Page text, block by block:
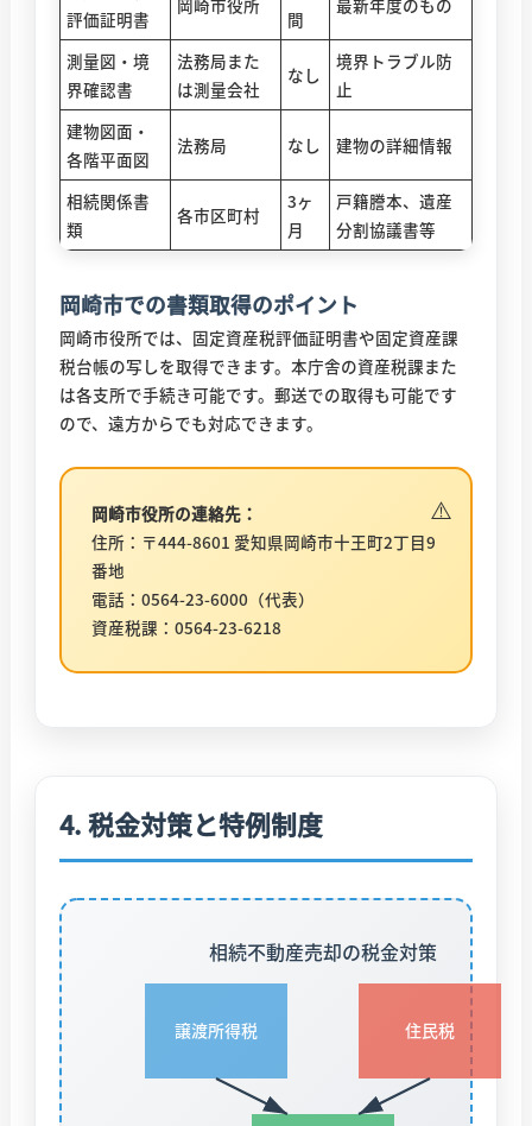
評価証明書
岡崎市役所
間
最新年度のもの
測量図・境
界確認書
法務局また
は測量会社
なし
境界トラブル防
止
建物図面・
各階平面図
法務局 なし 建物の詳細情報
相続関係書
類
各市区町村
3ヶ
月
戸籍謄本、遺産
分割協議書等
岡崎市での書類取得のポイント
岡崎市役所では、固定資産税評価証明書や固定資産課
税台帳の写しを取得できます。本庁舎の資産税課また
は各支所で手続き可能です。郵送での取得も可能です
ので、遠方からでも対応できます。
岡崎市役所の連絡先：
住所：〒444-8601 愛知県岡崎市十王町2丁目9
番地
電話：0564-23-6000（代表）
資産税課：0564-23-6218
4. 税金対策と特例制度
譲渡所得税 住民税
相続不動産売却の税金対策